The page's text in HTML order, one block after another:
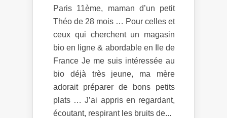
Paris 11ème, maman d’un petit
Théo de 28 mois … Pour celles et
ceux qui cherchent un magasin
bio en ligne & abordable en Ile de
France Je me suis intéressée au
bio déjà très jeune, ma mère
adorait préparer de bons petits
plats … J’ai appris en regardant,
écoutant, respirant les bruits de...